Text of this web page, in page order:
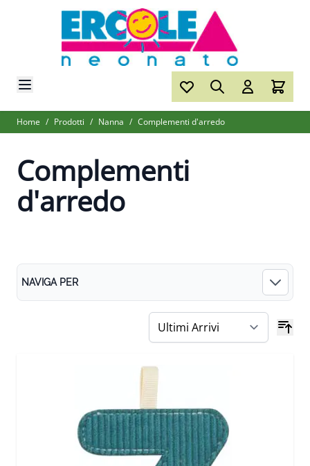
Salta al contenuto
Home / Prodotti / Nanna / Complementi d'arredo
Complementi
d'arredo
NAVIGA PER